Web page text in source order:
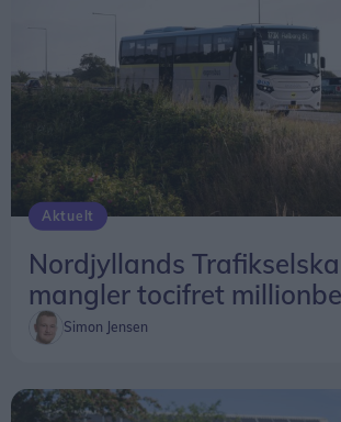
Aktuelt
Nordjyllands
mangler tocifret
Simon Jensen